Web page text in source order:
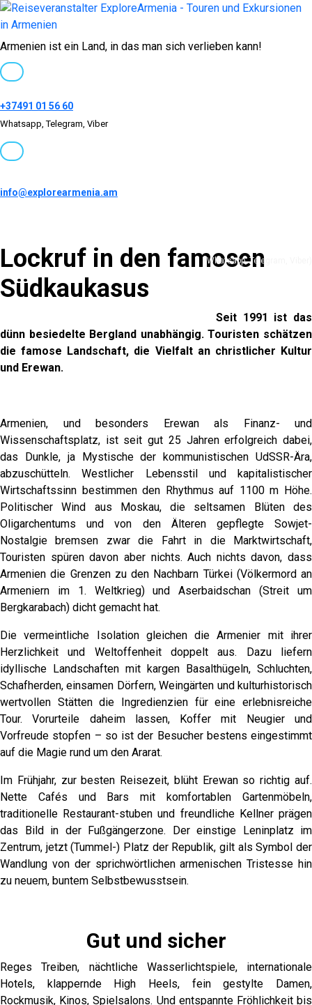
Armenien ist ein Land, in das man sich verlieben kann!
+37491 01 56 60
Whatsapp, Telegram, Viber
info@explorearmenia.am
(Whatsapp, Telegram, Viber)
Lockruf in den famosen
Südkaukasus
Seit 1991 ist das
dünn besiedelte Bergland unabhängig. Touristen schätzen
die famose Landschaft, die Vielfalt an christlicher Kultur
und Erewan.
Armenien, und besonders Erewan als Finanz- und
Wissenschaftsplatz, ist seit gut 25 Jahren erfolgreich dabei,
das Dunkle, ja Mystische der kommunistischen UdSSR-Ära,
abzuschütteln. Westlicher Lebensstil und kapitalistischer
Wirtschaftssinn bestimmen den Rhythmus auf 1100 m Höhe.
Politischer Wind aus Moskau, die seltsamen Blüten des
Oligarchentums und von den Älteren gepflegte Sowjet-
Nostalgie bremsen zwar die Fahrt in die Marktwirtschaft,
Touristen spüren davon aber nichts. Auch nichts davon, dass
Armenien die Grenzen zu den Nachbarn Türkei (Völkermord an
Armeniern im 1. Weltkrieg) und Aserbaidschan (Streit um
Bergkarabach) dicht gemacht hat.
Die vermeintliche Isolation gleichen die Armenier mit ihrer
Herzlichkeit und Weltoffenheit doppelt aus. Dazu liefern
idyllische Landschaften mit kargen Basalthügeln, Schluchten,
Schafherden, einsamen Dörfern, Weingärten und kulturhistorisch
wertvollen Stätten die Ingredienzien für eine erlebnisreiche
Tour. Vorurteile daheim lassen, Koffer mit Neugier und
Vorfreude stopfen – so ist der Besucher bestens eingestimmt
auf die Magie rund um den Ararat.
Im Frühjahr, zur besten Reisezeit, blüht Erewan so richtig auf.
Nette Cafés und Bars mit komfortablen Gartenmöbeln,
traditionelle Restaurant-stuben und freundliche Kellner prägen
das Bild in der Fußgängerzone. Der einstige Leninplatz im
Zentrum, jetzt (Tummel-) Platz der Republik, gilt als Symbol der
Wandlung von der sprichwörtlichen armenischen Tristesse hin
zu neuem, buntem Selbstbewusstsein.
Gut und sicher
Reges Treiben, nächtliche Wasserlichtspiele, internationale
Hotels, klappernde High Heels, fein gestylte Damen,
Rockmusik, Kinos, Spielsalons. Und entspannte Fröhlichkeit bis